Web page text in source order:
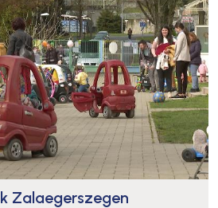
Zalaegerszegen